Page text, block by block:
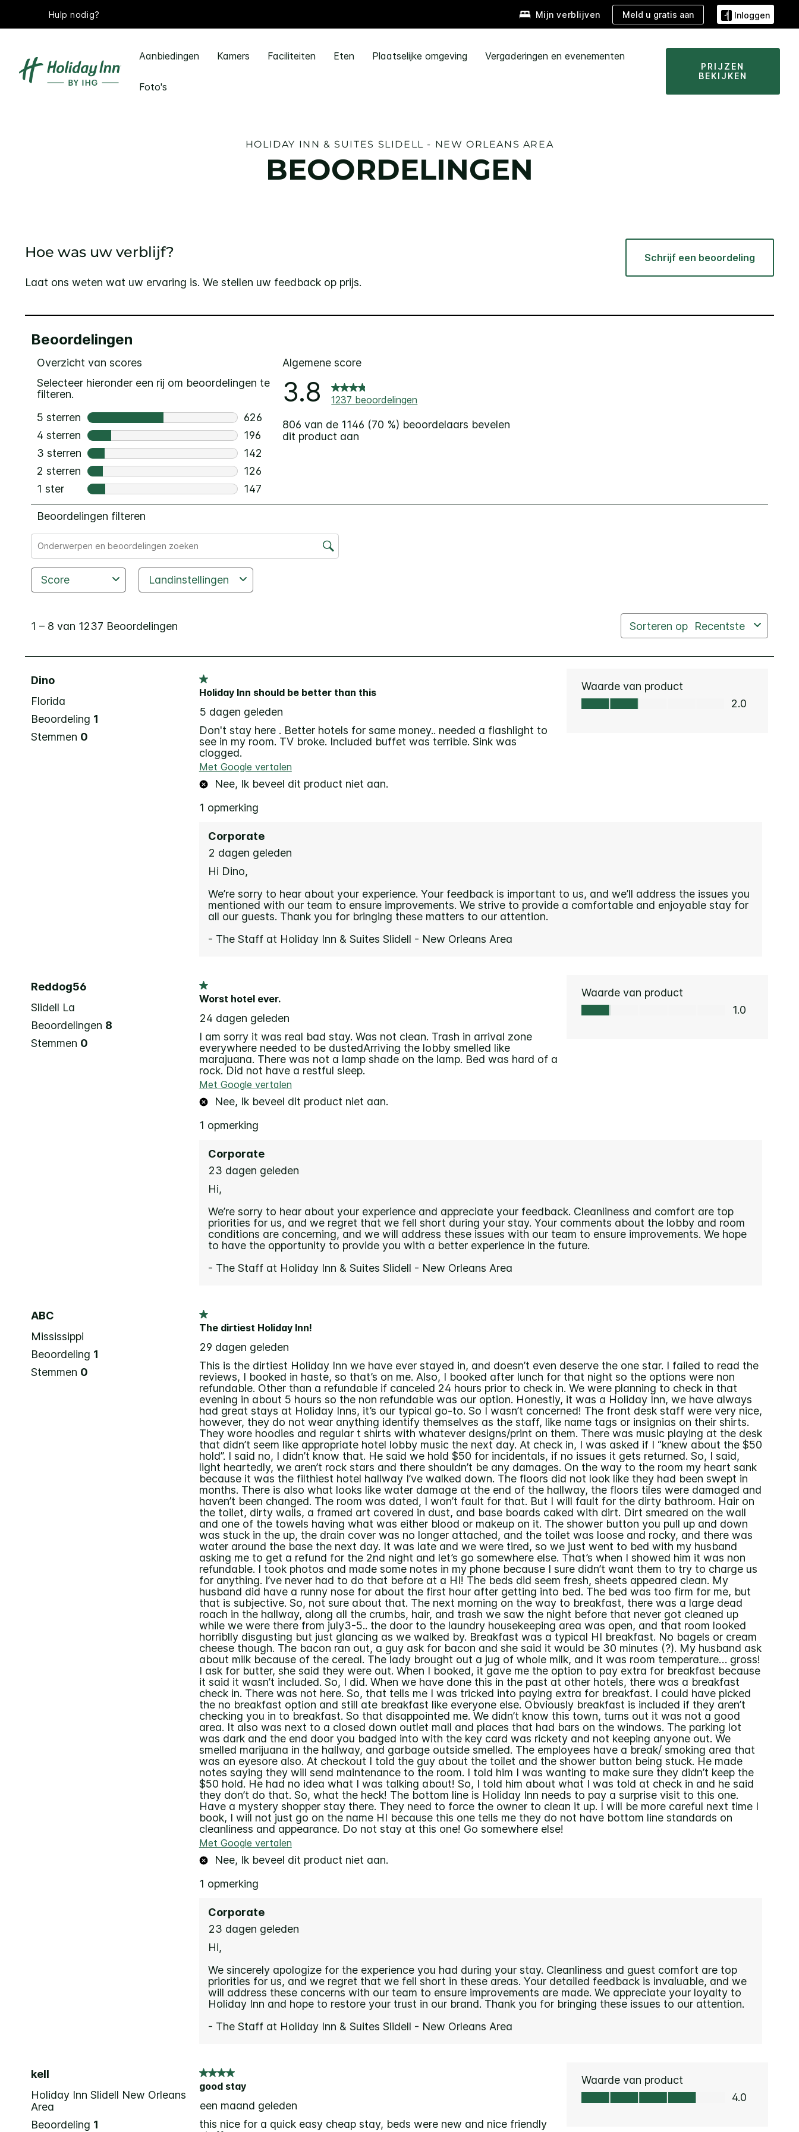
Hulp nodig? Mijn verblijven Meld u gratis aan Inloggen
Aanbiedingen Kamers Faciliteiten Eten Plaatselijke omgeving Vergaderingen en evenementen
Foto's
PRIJZEN
BEKIJKEN
HOLIDAY INN & SUITES SLIDELL - NEW ORLEANS AREA
BEOORDELINGEN
Hoe was uw verblijf?
Laat ons weten wat uw ervaring is. We stellen uw feedback op prijs.
Schrijf een beoordeling